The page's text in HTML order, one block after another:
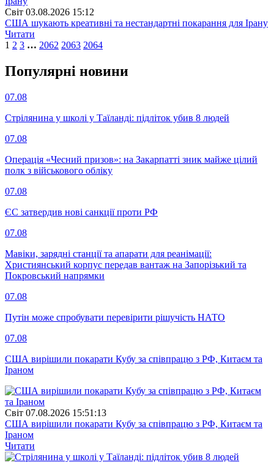
Свiт 03.08.2026 15:12
США шукають креативні та нестандартні покарання для Ірану
Читати
1 2 3 … 2062 2063 2064
Популярнi новини
07.08
Стрілянина у школі у Таїланді: підліток убив 8 людей
07.08
Операція «Чесний призов»: на Закарпатті зник майже цілий
полк з військового обліку
07.08
ЄС затвердив нові санкції проти РФ
07.08
Мавіки, зарядні станції та апарати для реанімації:
Християнський корпус передав вантаж на Запорізький та
Покровський напрямки
07.08
Путін може спробувати перевірити рішучість НАТО
07.08
США вирішили покарати Кубу за співпрацю з РФ, Китаєм та
Іраном
Свiт 07.08.2026 15:51:13
США вирішили покарати Кубу за співпрацю з РФ, Китаєм та
Іраном
Читати